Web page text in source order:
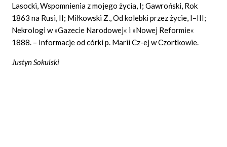
Lasocki, Wspomnienia z mojego życia, I; Gawroński, Rok
1863 na Rusi, II; Miłkowski Z., Od kolebki przez życie, I–III;
Nekrologi w »Gazecie Narodowej« i »Nowej Reformie«
1888. – Informacje od córki p. Marii Cz-ej w Czortkowie.
Justyn Sokulski